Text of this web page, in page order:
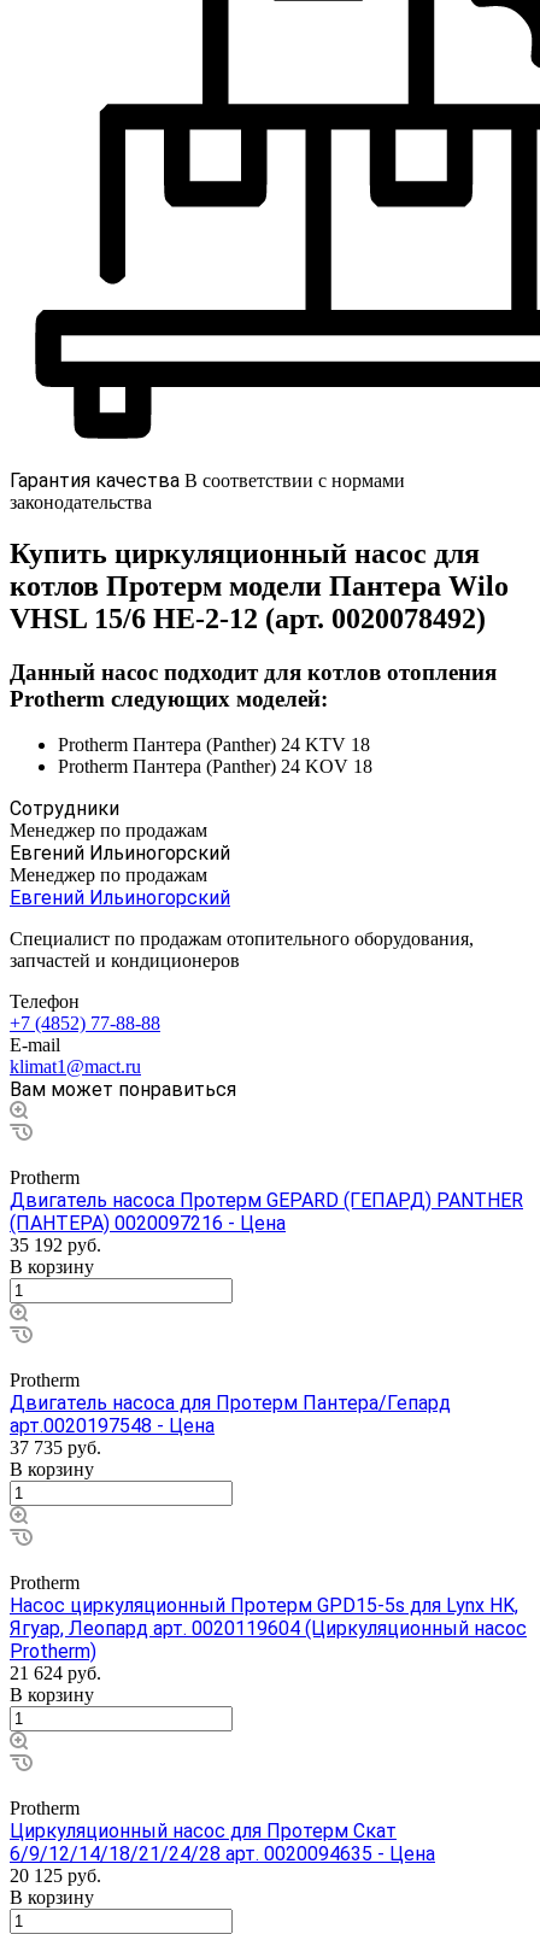
Гарантия качества В соответствии с нормами
законодательства
Купить циркуляционный насос для
котлов Протерм модели Пантера Wilo
VHSL 15/6 HE-2-12 (арт. 0020078492)
Данный насос подходит для котлов отопления
Protherm следующих моделей:
Protherm Пантера (Panther) 24 KTV 18
Protherm Пантера (Panther) 24 KOV 18
Сотрудники
Менеджер по продажам
Евгений Ильиногорский
Менеджер по продажам
Евгений Ильиногорский
Специалист по продажам отопительного оборудования,
запчастей и кондиционеров
Телефон
+7 (4852) 77-88-88
E-mail
klimat1@mact.ru
Вам может понравиться
Protherm
Двигатель насоса Протерм GEPARD (ГЕПАРД) PANTHER
(ПАНТЕРА) 0020097216 - Цена
35 192 руб.
В корзину
Protherm
Двигатель насоса для Протерм Пантера/Гепард
арт.0020197548 - Цена
37 735 руб.
В корзину
Protherm
Насос циркуляционный Протерм GPD15-5s для Lynx HK,
Ягуар, Леопард арт. 0020119604 (Циркуляционный насос
Protherm)
21 624 руб.
В корзину
Protherm
Циркуляционный насос для Протерм Скат
6/9/12/14/18/21/24/28 арт. 0020094635 - Цена
20 125 руб.
В корзину